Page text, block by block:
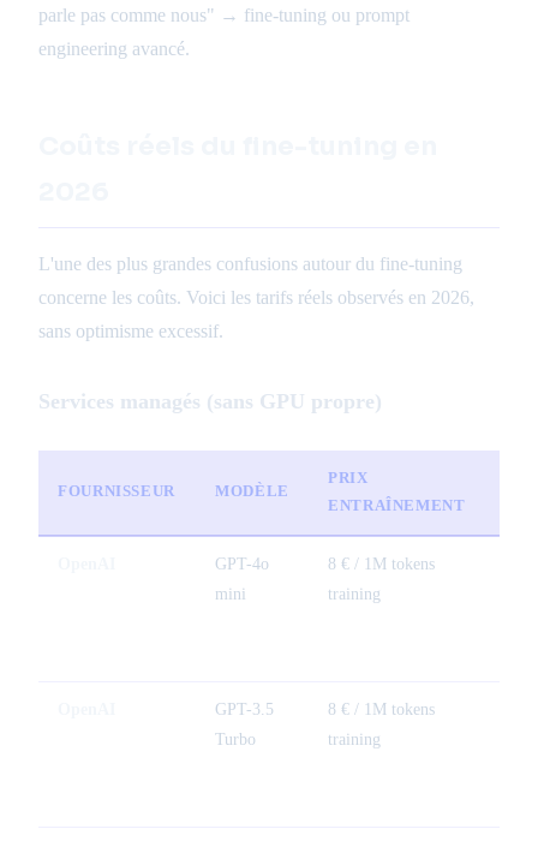
parle pas comme nous" → fine-tuning ou prompt
engineering avancé.
L'une des plus grandes confusions autour du fine-tuning
concerne les coûts. Voici les tarifs réels observés en 2026,
sans optimisme excessif.
Services managés (sans GPU propre)
FOURNISSEUR MODÈLE
PRIX
ENTRAÎNEMENT
GPT-4o
mini
8 € / 1M tokens
training
GPT-3.5
Turbo
8 € / 1M tokens
training